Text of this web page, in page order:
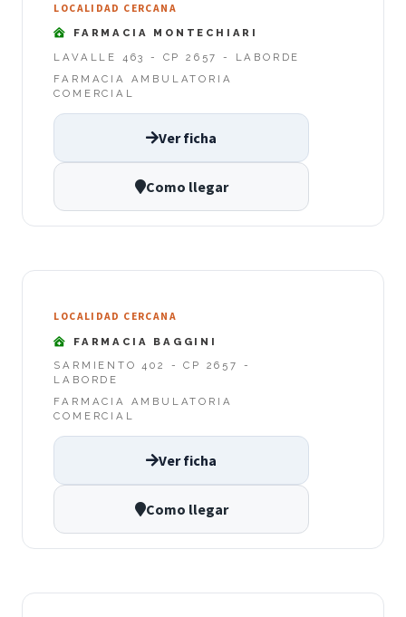
LOCALIDAD CERCANA
FARMACIA MONTECHIARI
LAVALLE 463 - CP 2657 - LABORDE
FARMACIA AMBULATORIA
COMERCIAL
Ver ficha
Como llegar
LOCALIDAD CERCANA
FARMACIA BAGGINI
SARMIENTO 402 - CP 2657 -
LABORDE
FARMACIA AMBULATORIA
COMERCIAL
Ver ficha
Como llegar